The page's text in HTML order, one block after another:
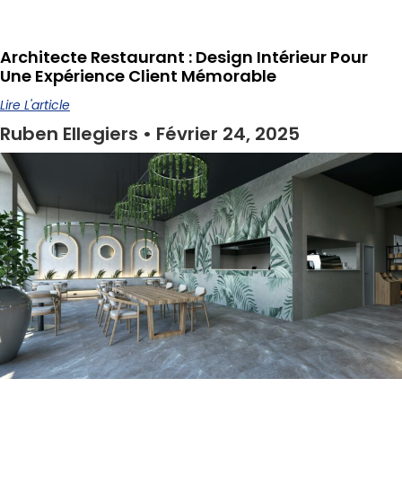
Architecte Restaurant : Design Intérieur Pour
Une Expérience Client Mémorable
Lire L'article
Ruben Ellegiers Février 24, 2025